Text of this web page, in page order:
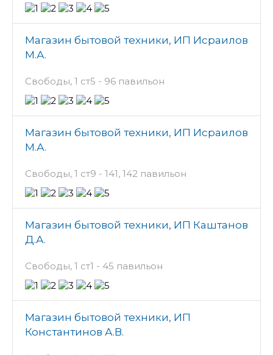
Магазин бытовой техники, ИП Исраилов
М.А.
Свободы, 1 ст5 - 96 павильон
Магазин бытовой техники, ИП Исраилов
М.А.
Свободы, 1 ст9 - 141, 142 павильон
Магазин бытовой техники, ИП Каштанов
Д.А.
Свободы, 1 ст1 - 45 павильон
Магазин бытовой техники, ИП
Константинов А.В.